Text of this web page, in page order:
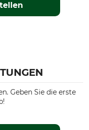
Geben Sie die erste